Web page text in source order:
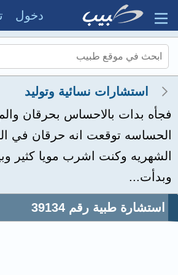
دخول
استشارات نسائية وتوليد
فجأه بدات بالاحساس بحرقان
الحساسه توقعت انه حرقان في
الشهريه وكنت اشرب مويا كثير
وبدأت...
استشارة طبية رقم 39134